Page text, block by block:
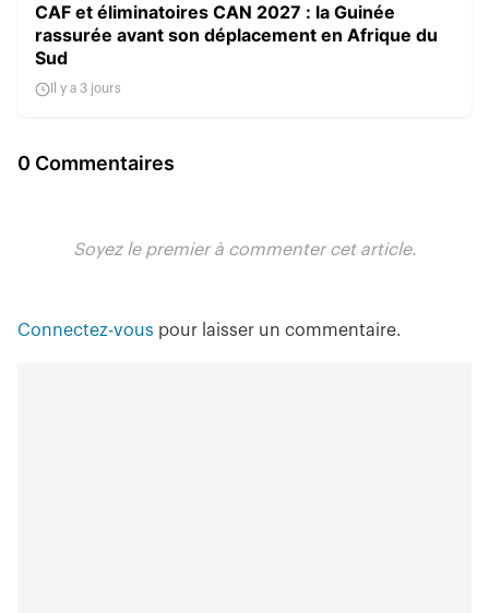
CAF et éliminatoires CAN 2027 : la Guinée
rassurée avant son déplacement en Afrique du
Sud
Il y a 3 jours
0 Commentaires
Soyez le premier à commenter cet article.
Connectez-vous pour laisser un commentaire.